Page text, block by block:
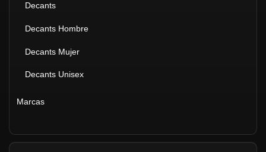
Decants
Decants Hombre
Decants Mujer
Decants Unisex
Marcas